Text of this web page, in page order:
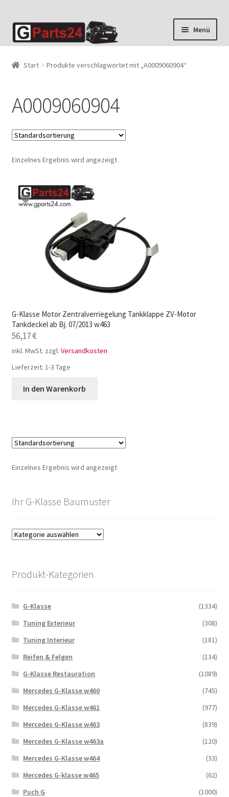
Zur
Navigation
Zum
Inhalt
Menü
Start Produkte verschlagwortet mit „A0009060904“
A0009060904
Einzelnes Ergebnis wird angezeigt
G-Klasse Motor Zentralverriegelung Tankklappe ZV-Motor
Tankdeckel ab Bj. 07/2013 w463
56,17€
inkl. MwSt. zzgl. Versandkosten
Lieferzeit: 1-3 Tage
In den Warenkorb
Einzelnes Ergebnis wird angezeigt
Ihr G-Klasse Baumuster
Produkt-Kategorien
G-Klasse
(1334)
Tuning Exterieur
(308)
Tuning Interieur
(181)
Reifen & Felgen
(134)
G-Klasse Restauration
(1089)
Mercedes G-Klasse w460
(745)
Mercedes G-Klasse w461
(977)
Mercedes G-Klasse w463
(839)
Mercedes G-Klasse w463a
(120)
Mercedes G-Klasse w464
(33)
Mercedes G-klasse w465
(62)
Puch G
(1000)